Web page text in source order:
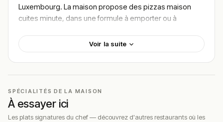
Luxembourg. La maison propose des pizzas maison
cuites minute, dans une formule à emporter ou à
compris entre
10–25€.
main, garnitures généreuses, cuisson rapide et accueil
chaleureux. Une expérience à mi-chemin entre la
pizzeria de quartier et la street-food italienne.
Voir la suite
SPÉCIALITÉS DE LA MAISON
À essayer ici
Les plats signatures du chef — découvrez d'autres restaurants où les